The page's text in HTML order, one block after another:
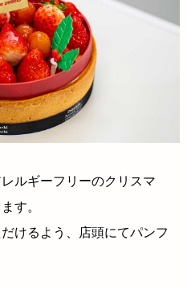
ルギーフリーのクリスマ
す。
けるよう、店頭にてパンフ